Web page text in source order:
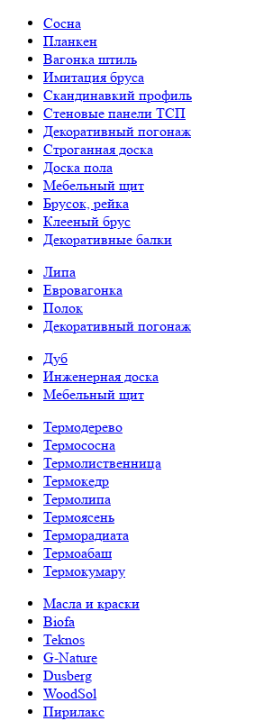
Сосна
Планкен
Вагонка штиль
Имитация бруса
Скандинавкий профиль
Стеновые панели ТСП
Декоративный погонаж
Строганная доска
Доска пола
Мебельный щит
Брусок, рейка
Клееный брус
Декоративные балки
Липа
Евровагонка
Полок
Декоративный погонаж
Дуб
Инженерная доска
Мебельный щит
Термодерево
Термососна
Термолиственница
Термокедр
Термолипа
Термоясень
Терморадиата
Термоабаш
Термокумару
Масла и краски
Biofa
Teknos
G-Nature
Dusberg
WoodSol
Пирилакс